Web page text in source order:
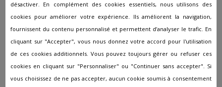
Emplacement de l’agence
Pompes Funèbres Pascal
LECLERC (Aix-en-Provence)
Si vous voulez avoir davantage de renseignements,
appelez nos conseillers experts dans le milieu du funéraire
désactiver. En complément des cookies essentiels, nous utilisons des
cookies pour améliorer votre expérience. Ils améliorent la navigation,
fournissent du contenu personnalisé et permettent d’analyser le trafic. En
cliquant sur "Accepter", vous nous donnez votre accord pour l'utilisation
de ces cookies additionnels. Vous pouvez toujours gérer ou refuser ces
cookies en cliquant sur "Personnaliser" ou "Continuer sans accepter". Si
vous choisissez de ne pas accepter, aucun cookie soumis à consentement